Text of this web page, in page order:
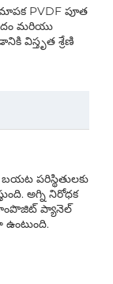
PVDF పూత
మరియు
విస్తృత శ్రేణి
పరిస్థితులకు
అగ్ని నిరోధక
ప్యానెల్